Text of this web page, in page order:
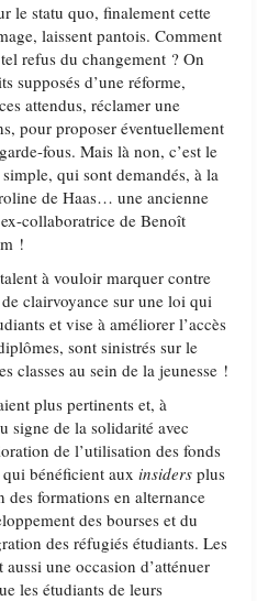
le statu quo, finalement cette
laissent pantois. Comment
refus du changement ? On
supposés d’une réforme,
attendus, réclamer une
pour proposer éventuellement
fous. Mais là non, c’est le
qui sont demandés, à la
de Haas… une ancienne
collaboratrice de Benoît
!
à vouloir marquer contre
clairvoyance sur une loi qui
et vise à améliorer l’accès
sont sinistrés sur le
classes au sein de la jeunesse !
plus pertinents et, à
signe de la solidarité avec
de l’utilisation des fonds
qui bénéficient auxinsidersplus
formations en alternance
des bourses et du
des réfugiés étudiants. Les
une occasion d’atténuer
les étudiants de leurs